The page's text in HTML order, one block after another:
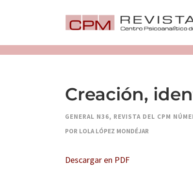
Creación,
GENERAL N36, REVISTA DEL CPM
POR LOLA LÓPEZ MONDÉJAR
Descargar en PDF